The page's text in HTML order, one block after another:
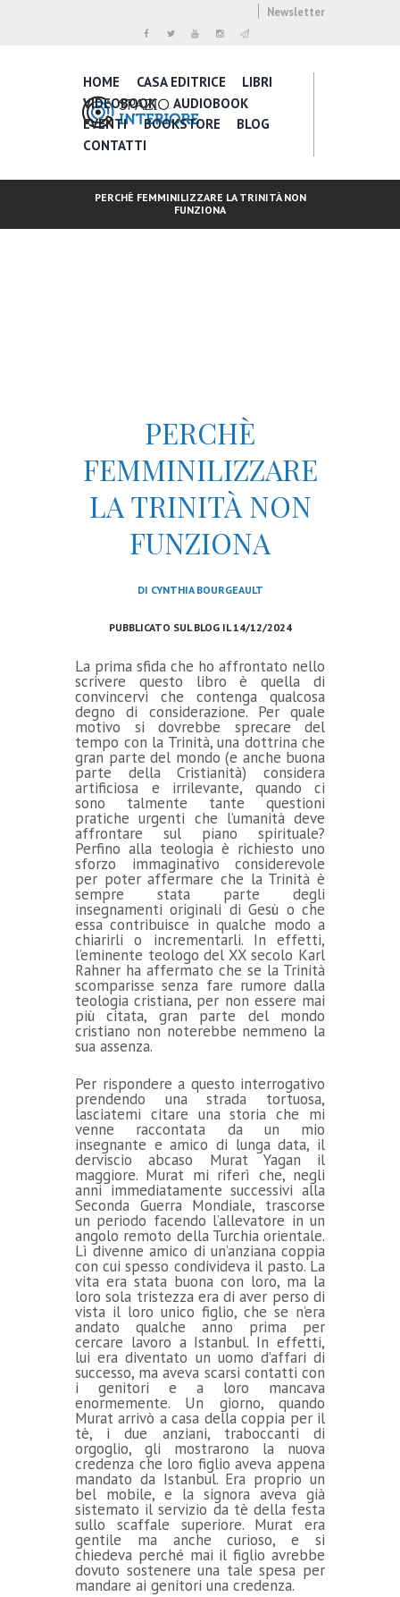
Newsletter
HOME CASA EDITRICE
LIBRI
VIDEOBOOK
AUDIOBOOK
EVENTI
BOOKSTORE
BLOG
CONTATTI
PERCHÈ FEMMINILIZZARE LA TRINITÀ NON
FUNZIONA
PERCHÈ
FEMMINILIZZARE
LA TRINITÀ NON
FUNZIONA
DI CYNTHIA BOURGEAULT
PUBBLICATO SUL BLOG IL 14/12/2024
La prima sfida che ho affrontato nello
scrivere questo libro è quella di
convincervi che contenga qualcosa
degno di considerazione. Per quale
motivo si dovrebbe sprecare del
tempo con la Trinità, una dottrina che
gran parte del mondo (e anche buona
parte della Cristianità) considera
artificiosa e irrilevante, quando ci
sono talmente tante questioni
pratiche urgenti che l’umanità deve
affrontare sul piano spirituale?
Perfino alla teologia è richiesto uno
sforzo immaginativo considerevole
per poter affermare che la Trinità è
sempre stata parte degli
insegnamenti originali di Gesù o che
essa contribuisce in qualche modo a
chiarirli o incrementarli. In effetti,
l’eminente teologo del XX secolo Karl
Rahner ha affermato che se la Trinità
scomparisse senza fare rumore dalla
teologia cristiana, per non essere mai
più citata, gran parte del mondo
cristiano non noterebbe nemmeno la
sua assenza.
Per rispondere a questo interrogativo
prendendo una strada tortuosa,
lasciatemi citare una storia che mi
venne raccontata da un mio
insegnante e amico di lunga data, il
derviscio abcaso Murat Yagan il
maggiore. Murat mi riferì che, negli
anni immediatamente successivi alla
Seconda Guerra Mondiale, trascorse
un periodo facendo l’allevatore in un
angolo remoto della Turchia orientale.
Lì divenne amico di un’anziana coppia
con cui spesso condivideva il pasto. La
vita era stata buona con loro, ma la
loro sola tristezza era di aver perso di
vista il loro unico figlio, che se n’era
andato qualche anno prima per
cercare lavoro a Istanbul. In effetti,
lui era diventato un uomo d’affari di
successo, ma aveva scarsi contatti con
i genitori e a loro mancava
enormemente. Un giorno, quando
Murat arrivò a casa della coppia per il
tè, i due anziani, traboccanti di
orgoglio, gli mostrarono la nuova
credenza che loro figlio aveva appena
mandato da Istanbul. Era proprio un
bel mobile, e la signora aveva già
sistemato il servizio da tè della festa
sullo scaffale superiore. Murat era
gentile ma anche curioso, e si
chiedeva perché mai il figlio avrebbe
dovuto sostenere una tale spesa per
mandare ai genitori una credenza.